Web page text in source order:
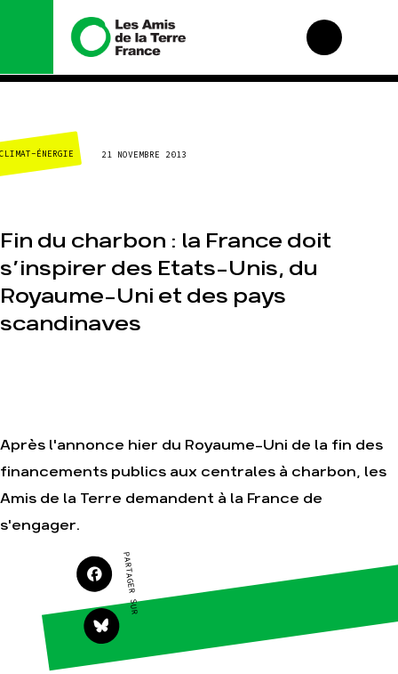
Nous connaître
Histoire
Valeurs
Équipes et
fonctionnement
monde
Mode : une tendance
destructrice
Gaz au Mozambique,
Nos autres
terrain
Soutenir les
campagnes
Transmettre tout ou
partie de son
patrimoine
Télécharger
Nos
thématiques
Climat – Énergie
Finance
CLIMAT-ÉNERGIE 21 NOVEMBRE 2013
Fin du charbon : la France doit
s’inspirer des Etats-Unis, du
Royaume-Uni et des pays
scandinaves
Après l'annonce hier du Royaume-Uni de la fin des
financements publics aux centrales à charbon, les
Amis de la Terre demandent à la France de
s'engager.
PARTAGER SUR